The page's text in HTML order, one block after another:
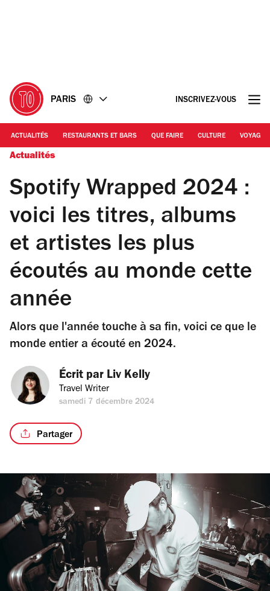
PARIS INSCRIVEZ-VOUS
ACTUALITÉS RESTAURANTS ET BARS QUE FAIRE CULTURE VOYAGE
Actualités
Spotify Wrapped 2024 :
voici les titres, albums
et artistes les plus
écoutés au monde cette
année
Alors que l'année touche à sa fin, voici ce que le
monde entier a écouté en 2024.
Écrit par Liv Kelly
Travel Writer
samedi 7 décembre 2024
Partager